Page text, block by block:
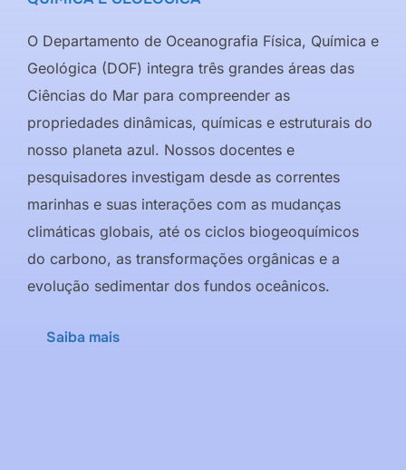
O Departamento de Oceanografia Física, Química e
Geológica (DOF) integra três grandes áreas das
Ciências do Mar para compreender as
propriedades dinâmicas, químicas e estruturais do
nosso planeta azul. Nossos docentes e
pesquisadores investigam desde as correntes
marinhas e suas interações com as mudanças
climáticas globais, até os ciclos biogeoquímicos
do carbono, as transformações orgânicas e a
evolução sedimentar dos fundos oceânicos.
Saiba mais